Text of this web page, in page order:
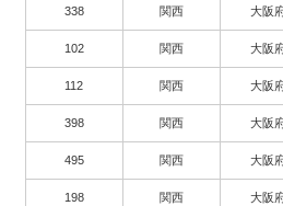
338 関西 大阪
102 関西 大阪
112 関西 大阪
398 関西 大阪
495 関西 大阪
198 関西 大阪